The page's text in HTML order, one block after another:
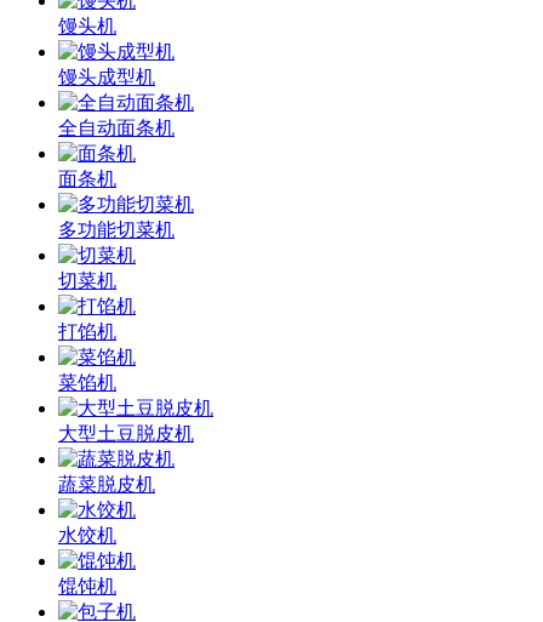
馒头机
馒头成型机
全自动面条机
面条机
多功能切菜机
切菜机
打馅机
菜馅机
大型土豆脱皮机
蔬菜脱皮机
水饺机
馄饨机